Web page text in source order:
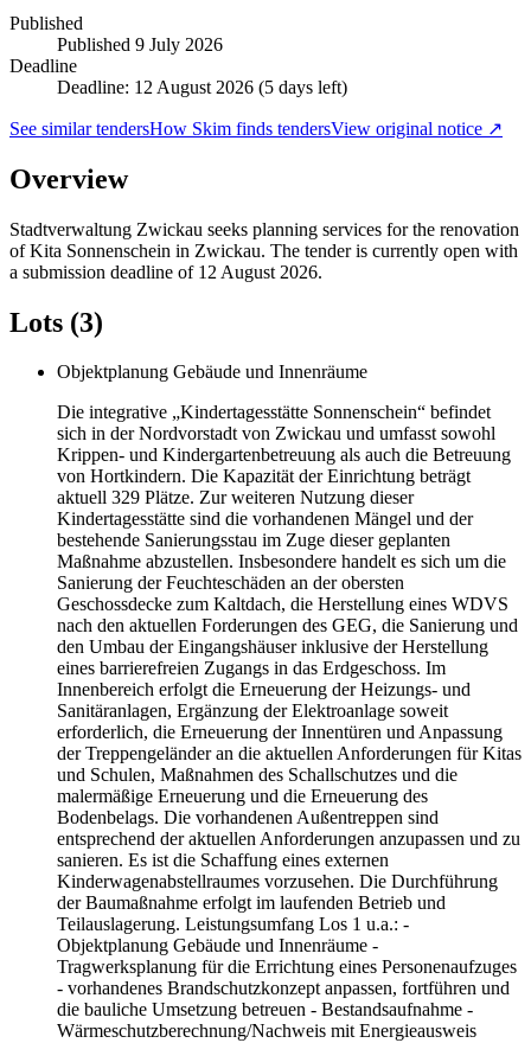
Published
Published 9 July 2026
Deadline
Deadline: 12 August 2026 (5 days left)
See similar tendersHow Skim finds tendersView original notice ↗
Overview
Stadtverwaltung Zwickau seeks planning services for the renovation
of Kita Sonnenschein in Zwickau. The tender is currently open with
a submission deadline of 12 August 2026.
Lots (3)
Objektplanung Gebäude und Innenräume
Die integrative „Kindertagesstätte Sonnenschein“ befindet
sich in der Nordvorstadt von Zwickau und umfasst sowohl
Krippen- und Kindergartenbetreuung als auch die Betreuung
von Hortkindern. Die Kapazität der Einrichtung beträgt
aktuell 329 Plätze. Zur weiteren Nutzung dieser
Kindertagesstätte sind die vorhandenen Mängel und der
bestehende Sanierungsstau im Zuge dieser geplanten
Maßnahme abzustellen. Insbesondere handelt es sich um die
Sanierung der Feuchteschäden an der obersten
Geschossdecke zum Kaltdach, die Herstellung eines WDVS
nach den aktuellen Forderungen des GEG, die Sanierung und
den Umbau der Eingangshäuser inklusive der Herstellung
eines barrierefreien Zugangs in das Erdgeschoss. Im
Innenbereich erfolgt die Erneuerung der Heizungs- und
Sanitäranlagen, Ergänzung der Elektroanlage soweit
erforderlich, die Erneuerung der Innentüren und Anpassung
der Treppengeländer an die aktuellen Anforderungen für Kitas
und Schulen, Maßnahmen des Schallschutzes und die
malermäßige Erneuerung und die Erneuerung des
Bodenbelags. Die vorhandenen Außentreppen sind
entsprechend der aktuellen Anforderungen anzupassen und zu
sanieren. Es ist die Schaffung eines externen
Kinderwagenabstellraumes vorzusehen. Die Durchführung
der Baumaßnahme erfolgt im laufenden Betrieb und
Teilauslagerung. Leistungsumfang Los 1 u.a.: -
Objektplanung Gebäude und Innenräume -
Tragwerksplanung für die Errichtung eines Personenaufzuges
- vorhandenes Brandschutzkonzept anpassen, fortführen und
die bauliche Umsetzung betreuen - Bestandsaufnahme -
Wärmeschutzberechnung/Nachweis mit Energieausweis